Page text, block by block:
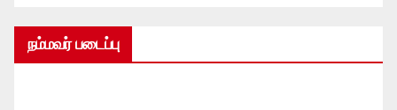
நம்மவர் படைப்பு